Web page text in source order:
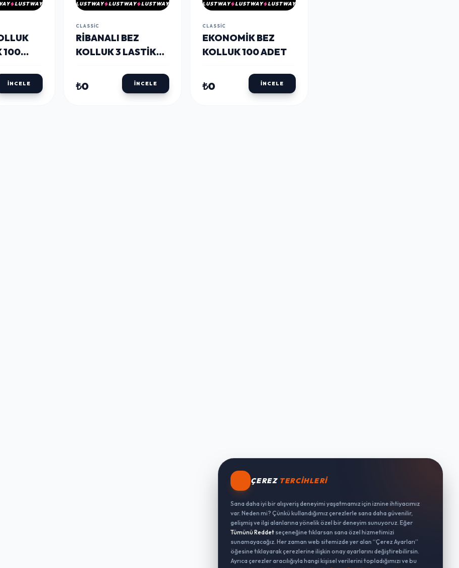
LUSTWAY
100
İNCELE
LUSTWAY LUSTWAY LUSTWAY
CLASSIC
RIBANALI BEZ
KOLLUK 3 LASTIKLI
₺0 İNCELE
LUSTWAY LUSTWAY LUSTWAY
CLASSIC
EKONOMIK BEZ
KOLLUK 100 ADET
₺0 İNCELE
ÇEREZ TERCIHLERI
Sana daha iyi bir alışveriş deneyimi yaşatmamız için iznine ihtiyacımız
var. Neden mi? Çünkü kullandığımız çerezlerle sana daha güvenilir,
gelişmiş ve ilgi alanlarına yönelik özel bir deneyim sunuyoruz. Eğer
Tümünü Reddet seçeneğine tıklarsan sana özel hizmetimizi
sunamayacağız. Her zaman web sitemizde yer alan “Çerez Ayarları”
öğesine tıklayarak çerezlerine ilişkin onay ayarlarını değiştirebilirsin.
Ayrıca çerezler aracılığıyla hangi kişisel verilerini topladığımızı ve bu